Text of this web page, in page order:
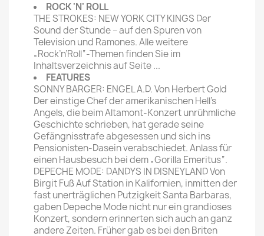
ROCK 'N' ROLL
THE STROKES: NEW YORK CITY KINGS Der
Sound der Stunde – auf den Spuren von
Television und Ramones. Alle weitere
„Rock’n’Roll“-Themen finden Sie im
Inhaltsverzeichnis auf Seite ...
FEATURES
SONNY BARGER: ENGEL A.D. Von Herbert Gold
Der einstige Chef der amerikanischen Hell’s
Angels, die beim Altamont-Konzert unrühmliche
Geschichte schrieben, hat gerade seine
Gefängnisstrafe abgesessen und sich ins
Pensionisten-Dasein verabschiedet. Anlass für
einen Hausbesuch bei dem „Gorilla Emeritus“.
DEPECHE MODE: DANDYS IN DISNEYLAND Von
Birgit Fuß Auf Station in Kalifornien, inmitten der
fast unerträglichen Putzigkeit Santa Barbaras,
gaben Depeche Mode nicht nur ein grandioses
Konzert, sondern erinnerten sich auch an ganz
andere Zeiten. Früher gab es bei den Briten